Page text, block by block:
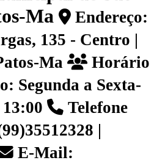
Ma
Endereço:
135 - Centro |
Ma
Horário
Segunda a Sexta-
Telefone
|
E-Mail: